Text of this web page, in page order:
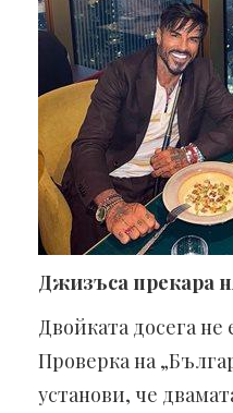
Джизъса прекара
Двойката досега не
Проверка на
установи, че